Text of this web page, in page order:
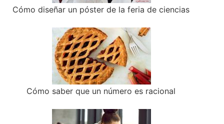
Cómo diseñar un póster de la feria de ciencias
Cómo saber que un número es racional